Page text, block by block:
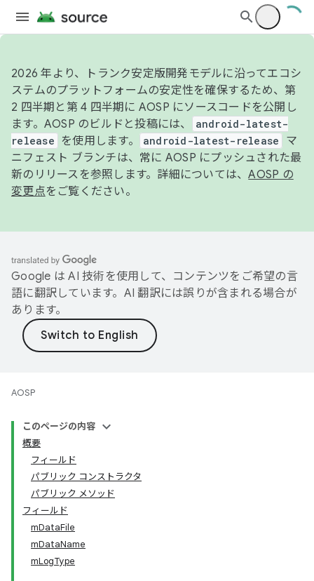
2026 年より、トランク安定版開発モデルに沿ってエコシ
ステムのプラットフォームの安定性を確保するため、第
2 四半期と第 4 四半期に AOSP にソースコードを公開し
ます。AOSP のビルドと投稿には、
android-latest-
release
を使用します。 android-latest-release
マ
ニフェスト ブランチは、常に AOSP にプッシュされた最
新のリリースを参照します。詳細については、AOSP の
変更点をご覧ください。
Google は AI 技術を使用して、コンテンツをご希望の言
語に翻訳しています。AI 翻訳には誤りが含まれる場合が
あります。
AOSP
このページの内容
概要
フィールド
パブリック コンストラクタ
パブリック メソッド
フィールド
mDataFile
mDataName
mLogType